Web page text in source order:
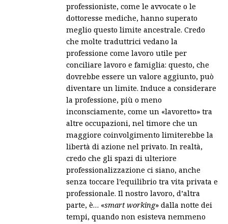
professioniste, come le avvocate o le
dottoresse mediche, hanno superato
meglio questo limite ancestrale. Credo
che molte traduttrici vedano la
professione come lavoro utile per
conciliare lavoro e famiglia: questo, che
dovrebbe essere un valore aggiunto, può
diventare un limite. Induce a considerare
la professione, più o meno
inconsciamente, come un «lavoretto» tra
altre occupazioni, nel timore che un
maggiore coinvolgimento limiterebbe la
libertà di azione nel privato. In realtà,
credo che gli spazi di ulteriore
professionalizzazione ci siano, anche
senza toccare l’equilibrio tra vita privata e
professionale. Il nostro lavoro, d’altra
parte, è… «smart working» dalla notte dei
tempi, quando non esisteva nemmeno